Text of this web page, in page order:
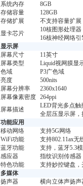
系统内存
8GB
存储容量
128GB
存储扩展
不支持容量扩展
显卡芯片
10核图形处理器
16核神经网络引
显示屏
屏幕尺寸
11英寸
屏幕类型
Liquid视网膜显
色域
P3广色域
亮度
500nits
屏幕分辨率
2360x1640
屏幕像素密度 264ppi
屏幕描述
LED背光多点触
全层压显示屏，
功能应用
移动网络
支持5G网络
WiFi功能
支持802.11ax
蓝牙功能
支持，蓝牙5.3
感应器
指纹识别传感
特色功能
支持妙控键盘
多媒体
扬声器
横向立体声扬声